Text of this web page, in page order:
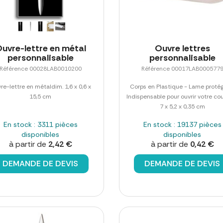
lettre en métal
personnalisable
Référence 00028LAB0010200
lettre en métaldim. 1,6 x 0,6 x
15,5 cm
En stock : 3311 pièces
disponibles
à partir de 2,42 €
DEMANDE DE DEVIS
Ouvre lettres
personnalisable
Référence 00017LAB0005779
Corps en Plastique - Lame
Indispensable pour ouvrir votre
7 x 5,2 x 0,35 cm
En stock : 19137 pièces
disponibles
à partir de 0,42 €
DEMANDE DE DEVIS